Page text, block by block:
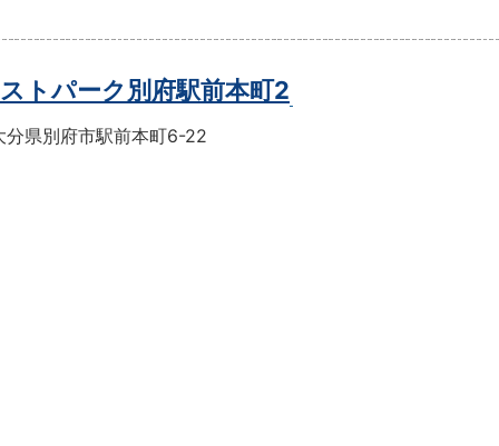
ストパーク別府駅前本町2
分県別府市駅前本町6-22